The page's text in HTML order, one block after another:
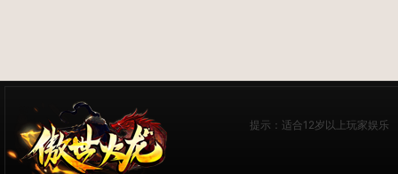
提示：适合12岁以上玩家娱乐